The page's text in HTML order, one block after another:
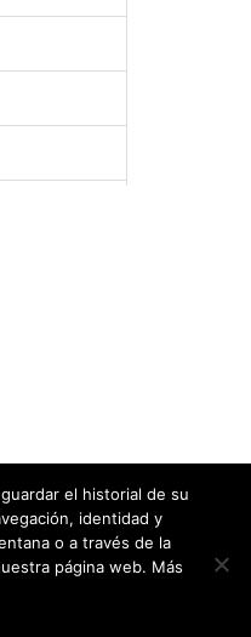
el historial de su
identidad y
o a través de la
página web. Más